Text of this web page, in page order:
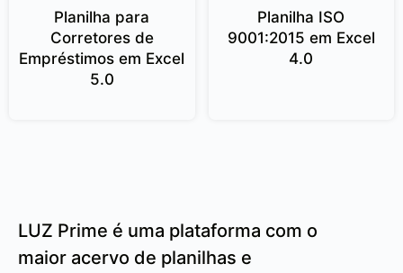
Planilha para
Corretores de
Empréstimos em Excel
5.0
Planilha ISO
9001:2015 em Excel
4.0
LUZ Prime é uma plataforma com o
maior acervo de planilhas e